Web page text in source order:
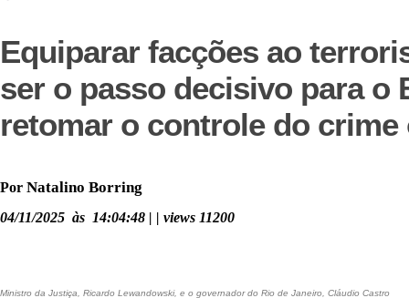
Equiparar facções ao
ser o passo decisivo para o
retomar o controle do crime
Por Natalino Borring
04/11/2025 às 14:04:48 | | views 11200
Ministro da Justiça, Ricardo Lewandowski, e o governador do Rio de Janeiro, Cláudio Castro